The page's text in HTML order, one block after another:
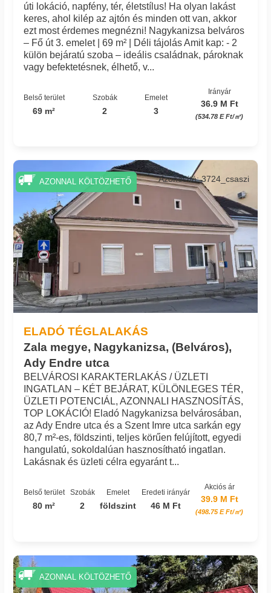
úti lokáció, napfény, tér, életstílus! Ha olyan lakást
keres, ahol kilép az ajtón és minden ott van, akkor
ezt most érdemes megnézni! Nagykanizsa belváros
– Fő út 3. emelet | 69 m² | Déli tájolás Amit kap: - 2
külön bejáratú szoba – ideális családnak, pároknak
vagy befektetésnek, élhető, v...
Belső terület
69 m²
Szobák
2
Emelet
3
Irányár
36.9 M Ft
(534.78 E Ft/㎡)
ELADÓ TÉGLALAKÁS
Zala megye, Nagykanizsa, (Belváros),
Ady Endre utca
Azonosító: 3724_csaszi
BELVÁROSI KARAKTERLAKÁS / ÜZLETI
INGATLAN – KÉT BEJÁRAT, KÜLÖNLEGES TÉR,
ÜZLETI POTENCIÁL, AZONNALI HASZNOSÍTÁS,
TOP LOKÁCIÓ! Eladó Nagykanizsa belvárosában,
az Ady Endre utca és a Szent Imre utca sarkán egy
80,7 m²-es, földszinti, teljes körűen felújított, egyedi
hangulatú, sokoldalúan hasznosítható ingatlan.
Lakásnak és üzleti célra egyaránt t...
Belső terület
80 m²
Szobák
2
Emelet
földszint
Eredeti irányár
46 M Ft
Akciós ár
39.9 M Ft
(498.75 E Ft/㎡)
AZONNAL KÖLTÖZHETŐ
Azonosító: 3719_csaszi
AZONNAL KÖLTÖZHETŐ